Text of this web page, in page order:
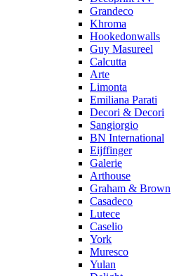
Grandeco
Khroma
Hookedonwalls
Guy Masureel
Calcutta
Arte
Limonta
Emiliana Parati
Decori & Decori
Sangiorgio
BN International
Eijffinger
Galerie
Arthouse
Graham & Brown
Casadeco
Lutece
Caselio
York
Muresco
Yulan